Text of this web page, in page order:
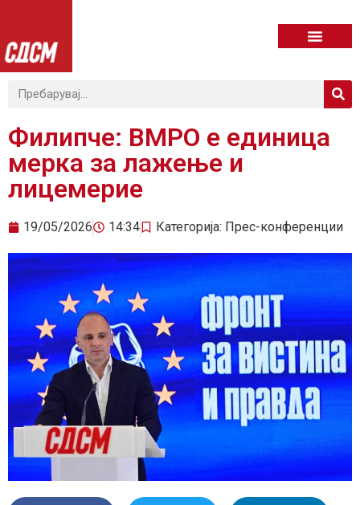
Филипче: ВМРО е единица
мерка за лажење и
лицемерие
19/05/2026 14:34 Категорија: Прес-конференции